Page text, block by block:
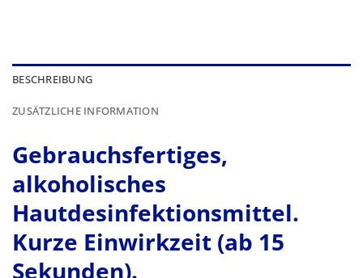
BESCHREIBUNG
ZUSÄTZLICHE INFORMATION
Gebrauchsfertiges,
alkoholisches
Hautdesinfektionsmittel.
Kurze Einwirkzeit (ab 15
Sekunden).